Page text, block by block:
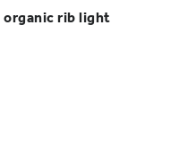
organic rib light